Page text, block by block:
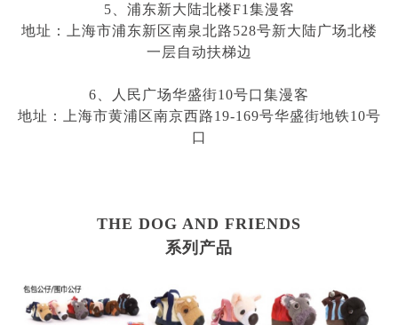
5、浦东新大陆北楼F1 集漫客
地址：上海市浦东新区南泉北路528号新大陆广场北楼
一层自动扶梯边
6、人民广场华盛街10号口集漫客
地址：上海市黄浦区南京西路19-169号华盛街地铁10号
口
THE DOG AND FRIENDS
系列产品